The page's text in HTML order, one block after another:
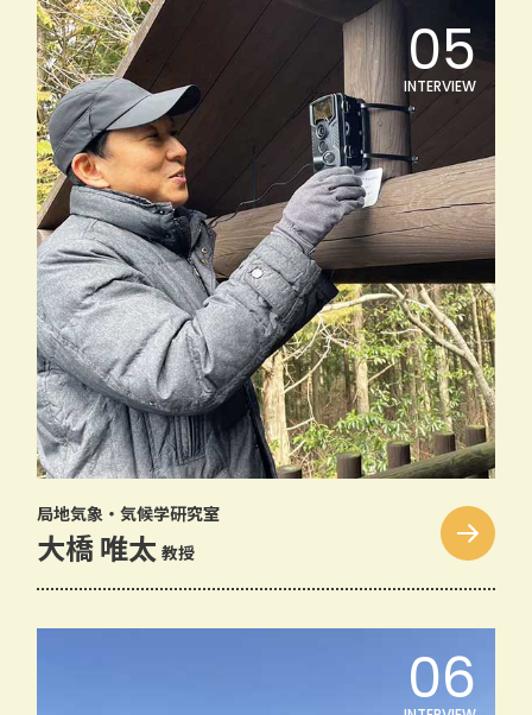
局地気象・気候学研究室
大橋 唯太 教授